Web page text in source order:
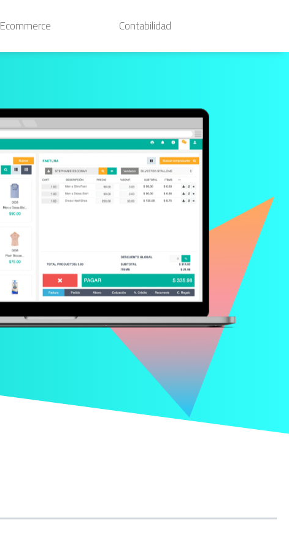
Ecommerce Contabilidad